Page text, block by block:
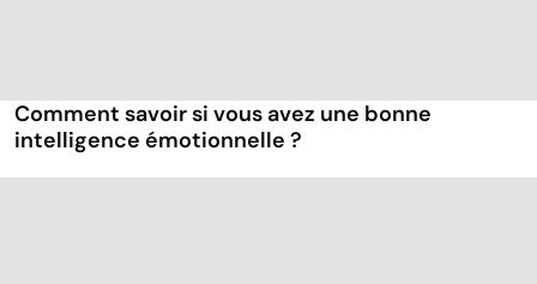
Comment savoir si vous avez une bonne
intelligence émotionnelle ?